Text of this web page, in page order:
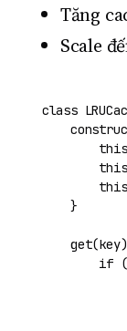
Tăng
Scale
class
this
this
this
    }
get(key
if (